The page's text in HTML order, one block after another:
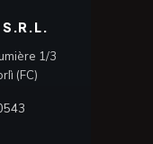
S.R.L.
1/3
(FC)